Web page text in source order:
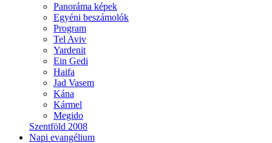
Panoráma képek
Egyéni beszámolók
Program
Tel Aviv
Yardenit
Ein Gedi
Haifa
Jad Vasem
Kána
Kármel
Megido
Szentföld 2008
Napi evangélium